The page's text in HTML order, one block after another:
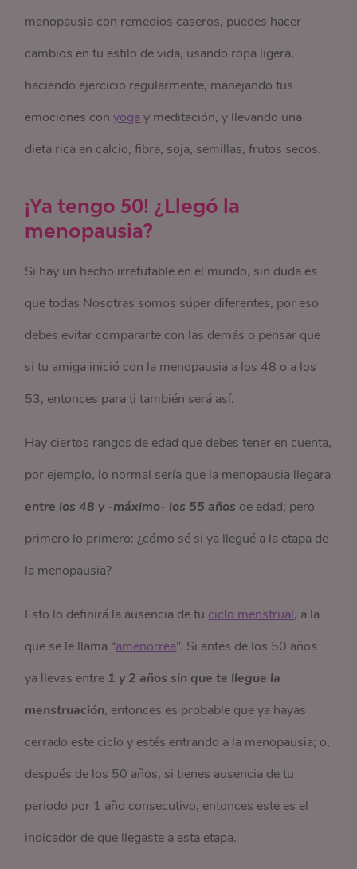
menopausia con remedios caseros, puedes hacer
cambios en tu estilo de vida, usando ropa ligera,
haciendo ejercicio regularmente, manejando tus
emociones conyoga y meditación, y llevando una
dieta rica en calcio, fibra, soja, semillas, frutos secos.
¡Ya tengo 50! ¿Llegó la
menopausia?
Si hay un hecho irrefutable en el mundo, sin duda es
que todas Nosotras somos súper diferentes, por eso
debes evitar compararte con las demás o pensar que
si tu amiga inició con la menopausia a los 48 o a los
53, entonces para ti también será así.
Hay ciertos rangos de edad que debes tener en cuenta,
por ejemplo, lo normal sería que la menopausia llegara
entre los 48 y -máximo- los 55 años de edad; pero
primero lo primero: ¿cómo sé si ya llegué a la etapa de
la menopausia?
Esto lo definirá la ausencia de tu ciclo menstrual, a la
que se le llama “amenorrea”. Si antes de los 50 años
ya llevas entre 1 y 2 años sin que te llegue la
menstruación, entonces es probable que ya hayas
cerrado este ciclo y estés entrando a la menopausia; o,
después de los 50 años, si tienes ausencia de tu
periodo por 1 año consecutivo, entonces este es el
indicador de que llegaste a esta etapa.